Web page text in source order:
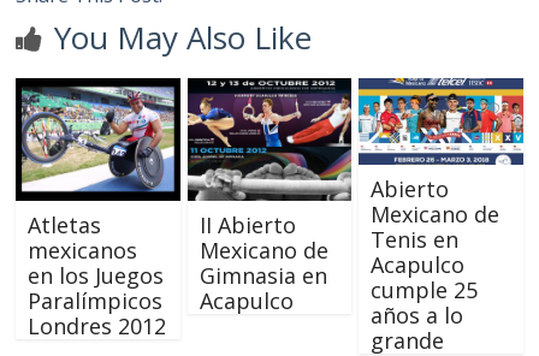
You May Also Like
Atletas
mexicanos
en los Juegos
Paralímpicos
Londres 2012
II Abierto
Mexicano de
Gimnasia en
Acapulco
Abierto
Mexicano de
Tenis en
Acapulco
cumple 25
años a lo
grande